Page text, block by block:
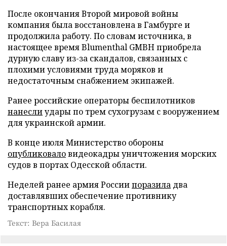
После окончания Второй мировой войны
компания была восстановлена в Гамбурге и
продолжила работу. По словам источника, в
настоящее время Blumenthal GMBH приобрела
дурную славу из-за скандалов, связанных с
плохими условиями труда моряков и
недостаточным снабжением экипажей.
Ранее российские операторы беспилотников
нанеслиудары по трем сухогрузам с вооружением
для украинской армии.
В конце июля Министерство обороны
опубликоваловидеокадры уничтожения морских
судов в портах Одесской области.
Неделей ранее армия Россиипоразила два
доставлявших обеспечение противнику
транспортных корабля.
Текст: Вера Басилая